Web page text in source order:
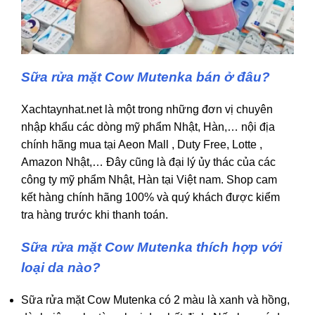
Sữa rửa mặt Cow Mutenka bán ở đâu?
Xachtaynhat.net là một trong những đơn vị chuyên
nhập khẩu các dòng mỹ phẩm Nhật, Hàn,… nội địa
chính hãng mua tại Aeon Mall , Duty Free, Lotte ,
Amazon Nhật,… Đây cũng là đại lý ủy thác của các
công ty mỹ phẩm Nhật, Hàn tại Việt nam. Shop cam
kết hàng chính hãng 100% và quý khách được kiểm
tra hàng trước khi thanh toán.
Sữa rửa mặt Cow Mutenka thích hợp với
loại da nào?
Sữa rửa mặt Cow Mutenka có 2 màu là xanh và hồng,